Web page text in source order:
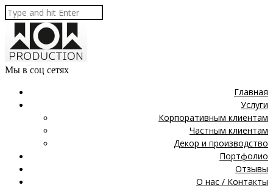
Мы в соц сетях
Главная
Услуги
Корпоративным клиентам
Частным клиентам
Декор и производство
Портфолио
Отзывы
О нас / Контакты